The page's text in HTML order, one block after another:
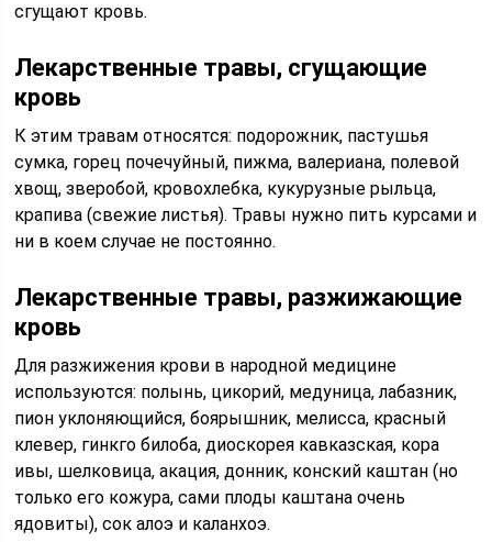
сгущают кровь.
Лекарственные травы, сгущающие
кровь
К этим травам относятся: подорожник, пастушья
сумка, горец почечуйный, пижма, валериана, полевой
хвощ, зверобой, кровохлебка, кукурузные рыльца,
крапива (свежие листья). Травы нужно пить курсами и
ни в коем случае не постоянно.
Лекарственные травы, разжижающие
кровь
Для разжижения крови в народной медицине
используются: полынь, цикорий, медуница, лабазник,
пион уклоняющийся, боярышник, мелисса, красный
клевер, гинкго билоба, диоскорея кавказская, кора
ивы, шелковица, акация, донник, конский каштан (но
только его кожура, сами плоды каштана очень
ядовиты), сок алоэ и каланхоэ.